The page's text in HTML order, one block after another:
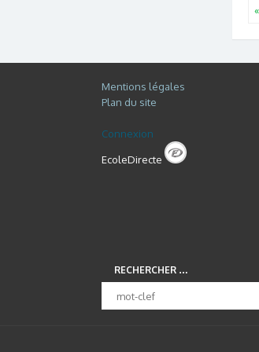
Mentions légales
Plan du site
Connexion
EcoleDirecte
RECHERCHER …